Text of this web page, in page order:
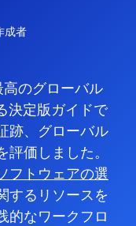
成者
のグローバル
決定版ガイドで
跡、グローバル
価しました。
フトウェアの選
するリソースを
的なワークフロ